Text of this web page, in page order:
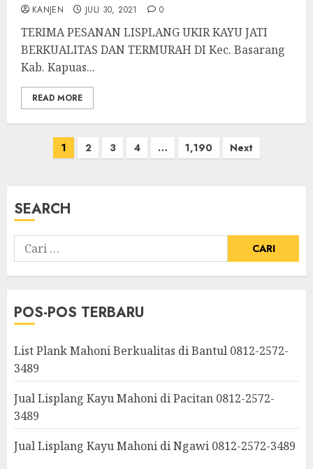
KANJEN JULI 30, 2021 0
TERIMA PESANAN LISPLANG UKIR KAYU JATI
BERKUALITAS DAN TERMURAH DI Kec. Basarang
Kab. Kapuas...
READ MORE
1 2 3 4 … 1,190 Next
SEARCH
POS-POS TERBARU
List Plank Mahoni Berkualitas di Bantul 0812-2572-
3489
Jual Lisplang Kayu Mahoni di Pacitan 0812-2572-
3489
Jual Lisplang Kayu Mahoni di Ngawi 0812-2572-3489